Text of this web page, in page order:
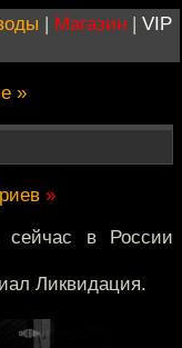
| Магазин | VIP
»
»
сейчас в России
Ликвидация.